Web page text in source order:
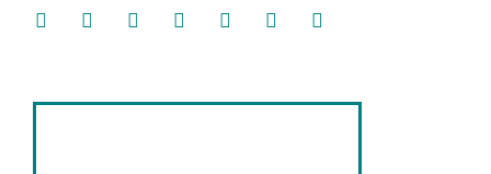
facebooksoundcloud
twitter mastodoninstagramthreads goodreads